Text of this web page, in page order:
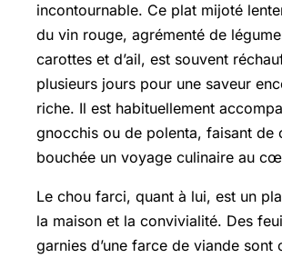
incontournable. Ce plat mijoté
du vin rouge, agrémenté de
carottes et d’ail, est souvent
plusieurs jours pour une saveur
riche. Il est habituellement
gnocchis ou de polenta, faisant de
bouchée un voyage culinaire au
Le chou farci, quant à lui, est un
la maison et la convivialité. Des
garnies d’une farce de viande sont